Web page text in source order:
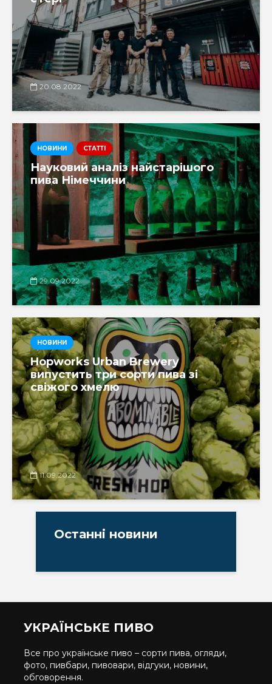
20.08.2022
НОВИНИ СТАТТІ
Науковий аналіз найстарішого
пива Німеччини
29.09.2022
НОВИНИ
Hopworks Urban Brewery
випустить три сорти пива зі
свіжого хмелю
11.09.2022
Останні новини
УКРАЇНСЬКЕ ПИВО
Все про українське пиво – сорти пива, огляди,
фото, пивбари, пивовари, відгуки, новини,
обговорення.